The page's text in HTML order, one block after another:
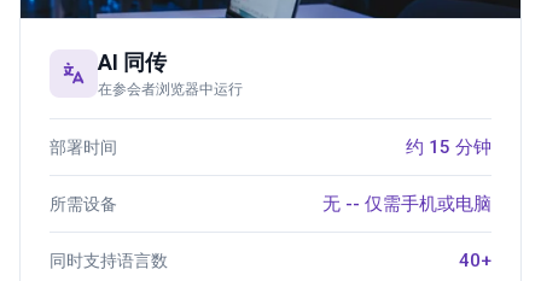
AI 同传
在参会者浏览器中运行
部署时间 约 15 分钟
所需设备 无 -- 仅需手机或电脑
同时支持语言数 40+